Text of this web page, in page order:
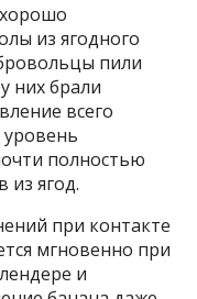
из ягодного
пили
них брали
всего
полностью
из ягод.
при контакте
мгновенно при
и